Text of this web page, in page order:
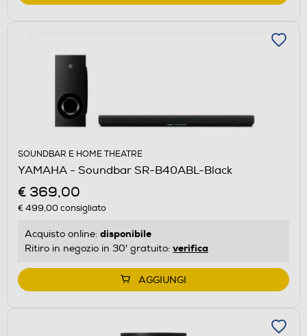
SOUNDBAR E HOME THEATRE
YAMAHA - Soundbar SR-B40ABL-Black
€ 369,00
€ 499,00consigliato
Acquisto online: disponibile
Ritiro in negozio in 30' gratuito: verifica
AGGIUNGI